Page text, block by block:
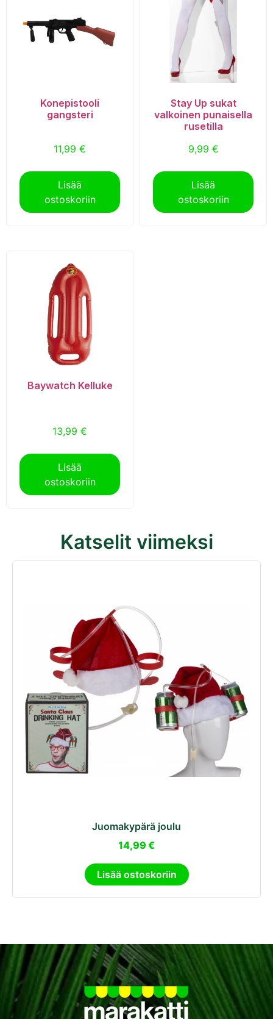
Konepistooli
gangsteri
11,99 €
Lisää
ostoskoriin
Stay Up sukat
valkoinen punaisella
rusetilla
9,99 €
Lisää
ostoskoriin
Baywatch Kelluke
13,99 €
Lisää
ostoskoriin
Katselit viimeksi
Juomakypärä joulu
14,99 €
Lisää ostoskoriin